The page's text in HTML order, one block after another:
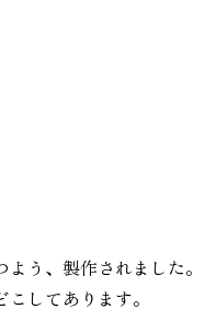
う、製作されました。
してあります。